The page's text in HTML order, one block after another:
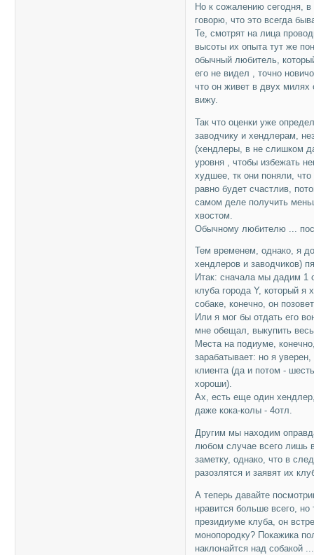
Но к сожалению сегодня, в
говорю, что это всегда
Те, смотрят на лица
высоты их опыта тут же
обычный любитель,
его не видел , точно
что он живет в двух милях
вижу.
Так что оценки уже
заводчику и хендлерам,
(хендлеры, в не слишком
уровня , чтобы избежать
худшее, тк они поняли,
равно будет счастлив,
самом деле получить
хвостом.
Обычному любителю ...
Тем временем, однако, я
хендлеров и заводчиков)
Итак: сначала мы дадим 1
клуба города Y, который
собаке, конечно, он
Или я мог бы отдать его
мне обещал, выкупить
Места на подиуме,
зарабатывает: но я
клиента (да и потом -
хороши).
Ах, есть еще один
даже кока-колы - 4отл.
Другим мы находим
любом случае всего лишь
заметку, однако, что в
разозлятся и заявят их
А теперь давайте
нравится больше всего,
президиуме клуба, он
монопородку? Покажика
наклонайтся над собакой